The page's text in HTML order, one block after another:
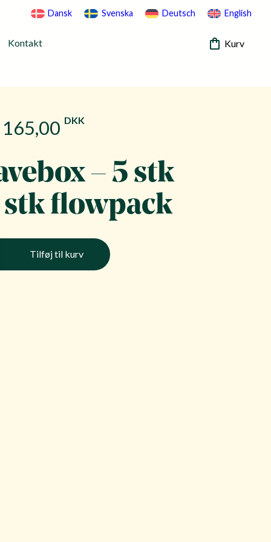
Kontakt
Dansk Svenska Deutsch English
Kurv
165,00 DKK
– 5 stk
stk flowpack
Tilføj til kurv